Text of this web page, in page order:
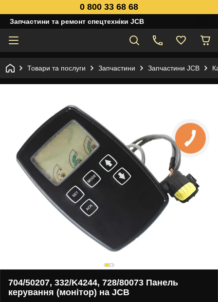
0 800 33 68 68
Запчастини та ремонт спецтехніки JCB
Товари та послуги Запчастини Запчастини JCB
704/50207, 332/K4244, 728/80073 Панель
керування (монітор) на JCB